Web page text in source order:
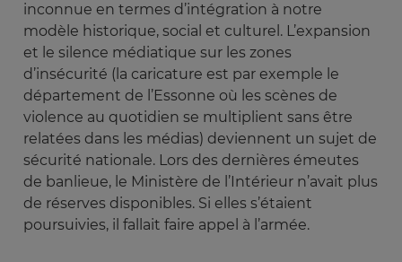
inconnue en termes d’intégration à notre
modèle historique, social et culturel. L’expansion
et le silence médiatique sur les zones
d’insécurité (la caricature est par exemple le
département de l’Essonne où les scènes de
violence au quotidien se multiplient sans être
relatées dans les médias) deviennent un sujet de
sécurité nationale. Lors des dernières émeutes
de banlieue, le Ministère de l’Intérieur n’avait plus
de réserves disponibles. Si elles s’étaient
poursuivies, il fallait faire appel à l’armée.